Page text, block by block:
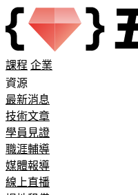
課程 企業
資源
最新消息
技術文章
學員見證
職涯輔導
媒體報導
線上直播